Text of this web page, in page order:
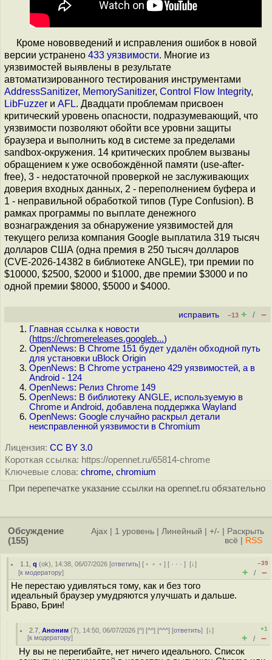
Кроме нововведений и исправления ошибок в новой
версии устранено 433 уязвимости. Многие из
уязвимостей выявлены в результате
автоматизированного тестирования инструментами
AddressSanitizer, MemorySanitizer, Control Flow Integrity,
LibFuzzer и AFL. Двадцати проблемам присвоен
критический уровень опасности, подразумевающий, что
уязвимости позволяют обойти все уровни защиты
браузера и выполнить код в системе за пределами
sandbox-окружения. 14 критических проблем вызваны
обращением к уже освобождённой памяти (use-after-
free), 3 - недостаточной проверкой не заслуживающих
доверия входных данных, 2 - переполнением буфера и
1 - неправильной обработкой типов (Type Confusion). В
рамках программы по выплате денежного
вознаграждения за обнаружение уязвимостей для
текущего релиза компания Google выплатила 319 тысяч
долларов США (одна премия в 250 тысяч долларов
(CVE-2026-14382 в библиотеке ANGLE), три премии по
$10000, $2500, $2000 и $1000, две премии $3000 и по
одной премии $8000, $5000 и $4000.
исправить –13 + / –
Главная ссылка к новости
(https://chromereleases.googleb...)
OpenNews: В Chrome 151 будет удалён обходной путь
для установки uBlock Origin
OpenNews: В Chrome устранено 429 уязвимостей, а в
Android - 124
OpenNews: Релиз Chrome 149
OpenNews: В библиотеку ANGLE, используемую в
Chrome и Android, добавлена поддержка Wayland
OpenNews: Google случайно раскрыл детали
неисправленной уязвимости в Chromium
Лицензия: CC BY 3.0
Короткая ссылка: https://opennet.ru/65814-chrome
Ключевые слова: chrome, chromium
При перепечатке указание ссылки на opennet.ru обязательно
Обсуждение
(155)
Ajax 1 уровень Линейный +/-
Раскрыть
всё
RSS
1.1 ,q (ok), 14:38, 06/07/2026 [ответить] [ ﹢﹢﹢] [ · · ·][↓]
[к модератору]
–39
+ / –
Не перестаю удивляться тому, как и без того
идеальный браузер умудряются улучшать и дальше.
Браво, Брин!
2.7 ,Аноним (7), 14:50, 06/07/2026 [^] [^^] [^^^] [ответить][↓]
[к модератору]
+1
+ / –
Ну вы не перегибайте, нет ничего идеального. Список